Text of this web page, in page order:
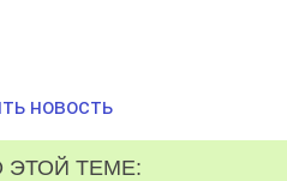
новость
ТЕМЕ: